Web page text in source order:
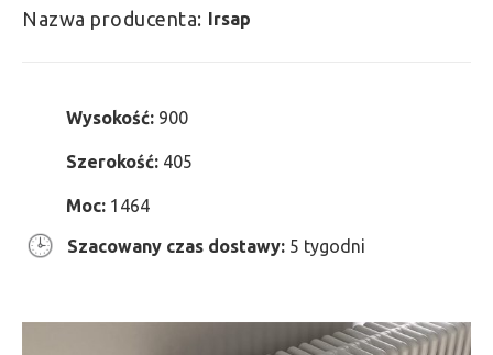
Nazwa producenta: Irsap
Wysokość: 900
Szerokość: 405
Moc: 1464
Szacowany czas dostawy: 5 tygodni